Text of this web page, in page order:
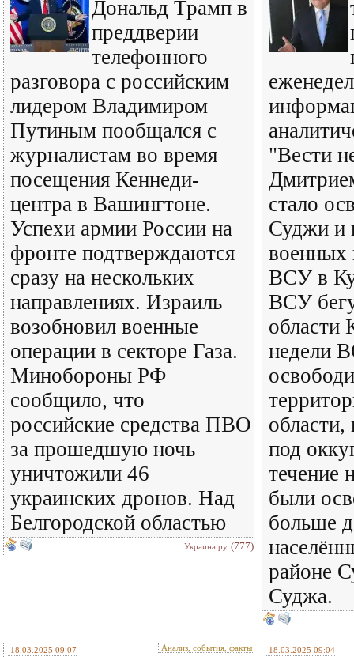
Дональд Трамп в
преддверии
телефонного
разговора с российским
лидером Владимиром
Путиным пообщался с
журналистам во время
посещения Кеннеди-
центра в Вашингтоне.
Успехи армии России на
фронте подтверждаются
сразу на нескольких
направлениях. Израиль
возобновил военные
операции в секторе Газа.
Минобороны РФ
сообщило, что
российские средства ПВО
за прошедшую ночь
уничтожили 46
украинских дронов. Над
Белгородской областью
Украина.ру (777)
"Вести
стало
Суджи и
военных
ВСУ в
ВСУ
области
недели
под
течение
были
больше
районе
Суджа.
18.03.2025 09:07 Анализ, события, факты 18.03.2025 09:04